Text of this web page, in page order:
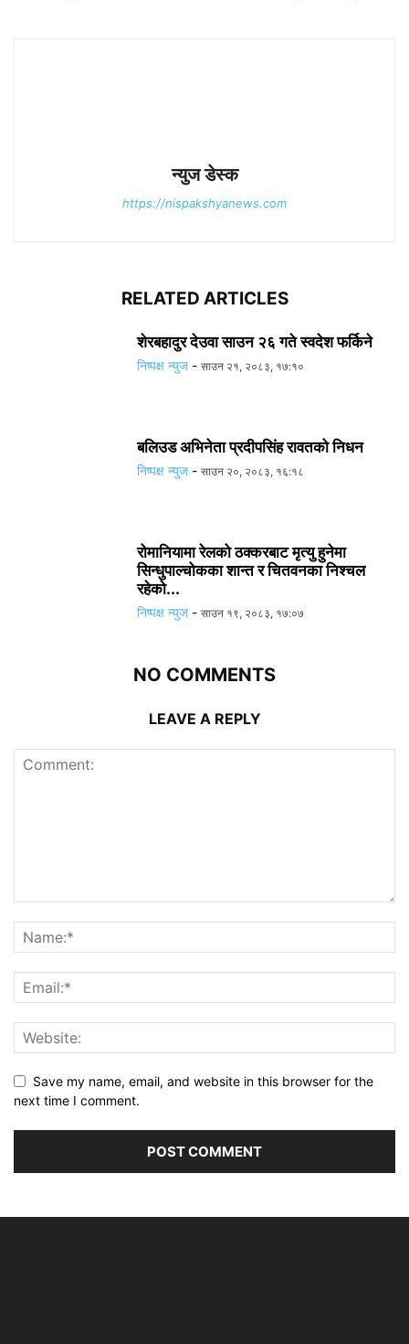
न्युज डेस्क
https://nispakshyanews.com
RELATED ARTICLES
शेरबहादुर देउवा साउन २६ गते स्वदेश फर्किने
निष्पक्ष न्युज - साउन २१, २०८३, १७:१०
बलिउड अभिनेता प्रदीपसिंह रावतको निधन
निष्पक्ष न्युज - साउन २०, २०८३, १६:१८
रोमानियामा रेलको ठक्करबाट मृत्यु हुनेमा
सिन्धुपाल्चोकका शान्त र चितवनका निश्चल
रहेको...
निष्पक्ष न्युज - साउन १९, २०८३, १७:०७
NO COMMENTS
LEAVE A REPLY
Save my name, email, and website in this browser for the
next time I comment.